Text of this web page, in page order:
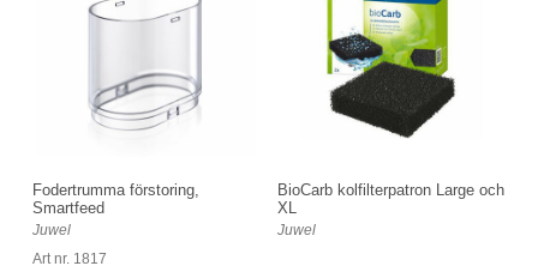
Fodertrumma förstoring,
Smartfeed
Juwel
Art nr. 1817
BioCarb kolfilterpatron Large och
XL
Juwel